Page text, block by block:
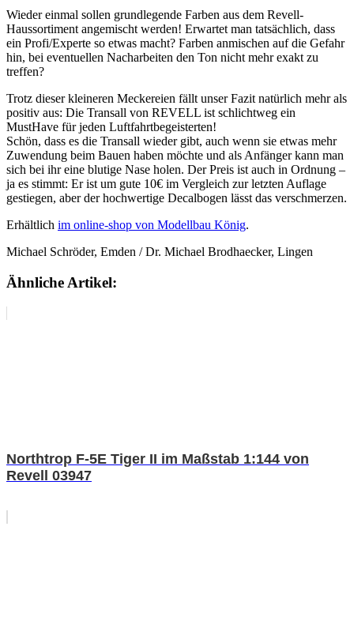
Wieder einmal sollen grundlegende Farben aus dem Revell-
Haussortiment angemischt werden! Erwartet man tatsächlich, dass
ein Profi/Experte so etwas macht? Farben anmischen auf die Gefahr
hin, bei eventuellen Nacharbeiten den Ton nicht mehr exakt zu
treffen?
Trotz dieser kleineren Meckereien fällt unser Fazit natürlich mehr als
positiv aus: Die Transall von REVELL ist schlichtweg ein
MustHave für jeden Luftfahrtbegeisterten!
Schön, dass es die Transall wieder gibt, auch wenn sie etwas mehr
Zuwendung beim Bauen haben möchte und als Anfänger kann man
sich bei ihr eine blutige Nase holen. Der Preis ist auch in Ordnung –
ja es stimmt: Er ist um gute 10€ im Vergleich zur letzten Auflage
gestiegen, aber der hochwertige Decalbogen lässt das verschmerzen.
Erhältlich im online-shop von Modellbau König.
Michael Schröder, Emden / Dr. Michael Brodhaecker, Lingen
Ähnliche Artikel:
Northtrop F-5E Tiger II im Maßstab 1:144 von
Revell 03947